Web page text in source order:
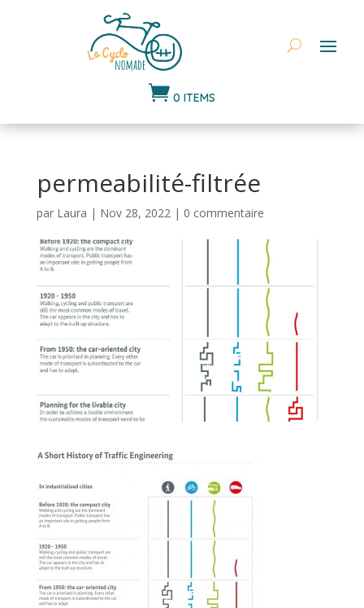
 0 ITEMS
permeabilité-filtrée
par Laura | Nov 28, 2022| 0 commentaire